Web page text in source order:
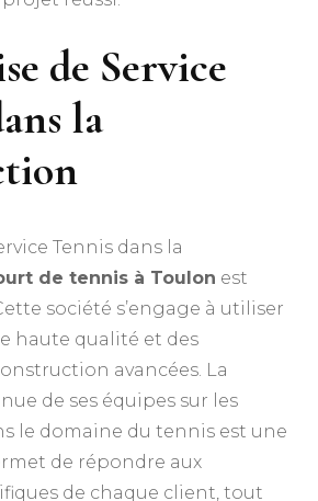
de Service
la
Tennis dans la
de tennis à Toulon est
société s’engage à utiliser
haute qualité et des
avancées. La
de ses équipes sur les
le domaine du tennis est une
de répondre aux
de chaque client, tout